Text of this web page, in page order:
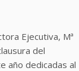
Ejecutiva, Mª
del
año dedicadas al